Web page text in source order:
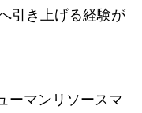
引き上げる経験が
ーマンリソースマ